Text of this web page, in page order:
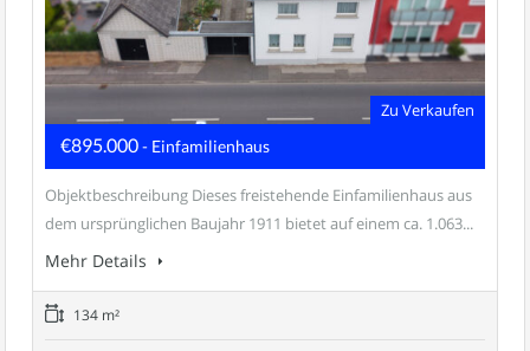
Zu Verkaufen
€895.000- Einfamilienhaus
Objektbeschreibung Dieses freistehende Einfamilienhaus aus
dem ursprünglichen Baujahr 1911 bietet auf einem ca. 1.063...
Mehr Details
134 m²